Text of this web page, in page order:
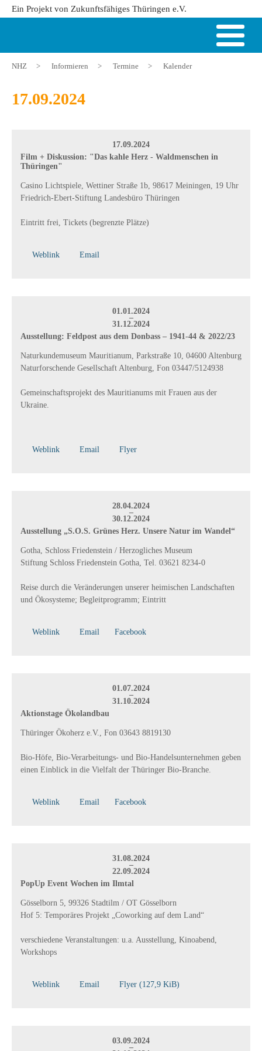
Ein Projekt von Zukunftsfähiges Thüringen e.V.
NHZ > Informieren > Termine > Kalender
17.09.2024
01.01.2024
–
31.12.2024
Ausstellung: Feldpost aus dem Donbass – 1941-44 & 2022/23
Naturkundemuseum Mauritianum, Parkstraße 10, 04600 Altenburg
Naturforschende Gesellschaft Altenburg, Fon 03447/5124938
Gemeinschaftsprojekt des Mauritianums mit Frauen aus der
Ukraine.
Weblink Email Flyer
28.04.2024
–
30.12.2024
Ausstellung „S.O.S. Grünes Herz. Unsere Natur im Wandel“
Gotha, Schloss Friedenstein / Herzogliches Museum
Stiftung Schloss Friedenstein Gotha, Tel. 03621 8234-0
Reise durch die Veränderungen unserer heimischen Landschaften
und Ökosysteme; Begleitprogramm; Eintritt
Weblink Email Facebook
01.07.2024
–
31.10.2024
Aktionstage Ökolandbau
Thüringer Ökoherz e.V., Fon 03643 8819130
Bio-Höfe, Bio-Verarbeitungs- und Bio-Handelsunternehmen geben
einen Einblick in die Vielfalt der Thüringer Bio-Branche.
Weblink Email Facebook
31.08.2024
–
22.09.2024
PopUp Event Wochen im Ilmtal
Gösselborn 5, 99326 Stadtilm / OT Gösselborn
Hof 5: Temporäres Projekt „Coworking auf dem Land“
verschiedene Veranstaltungen: u.a. Ausstellung, Kinoabend,
Workshops
Weblink Email Flyer (127,9 KiB)
03.09.2024
–
17.09.2024
Film + Diskussion: "Das kahle Herz - Waldmenschen in
Thüringen"
Casino Lichtspiele, Wettiner Straße 1b, 98617 Meiningen, 19 Uhr
Friedrich-Ebert-Stiftung Landesbüro Thüringen
Eintritt frei, Tickets (begrenzte Plätze)
Weblink Email